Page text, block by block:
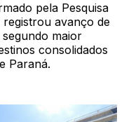
pela Pesquisa
avanço de
maior
consolidados
Paraná.